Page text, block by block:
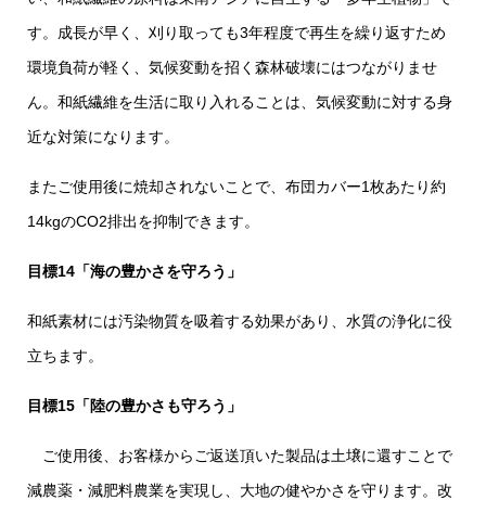
す。成長が早く、刈り取っても3年程度で再生を繰り返すため
環境負荷が軽く、気候変動を招く森林破壊にはつながりませ
ん。和紙繊維を生活に取り入れることは、気候変動に対する身
近な対策になります。
またご使用後に焼却されないことで、布団カバー1枚あたり約
14kgのCO2排出を抑制できます。
目標14「海の豊かさを守ろう」
和紙素材には汚染物質を吸着する効果があり、水質の浄化に役
立ちます。
目標15「陸の豊かさも守ろう」
ご使用後、お客様からご返送頂いた製品は土壌に還すことで
減農薬・減肥料農業を実現し、大地の健やかさを守ります。改